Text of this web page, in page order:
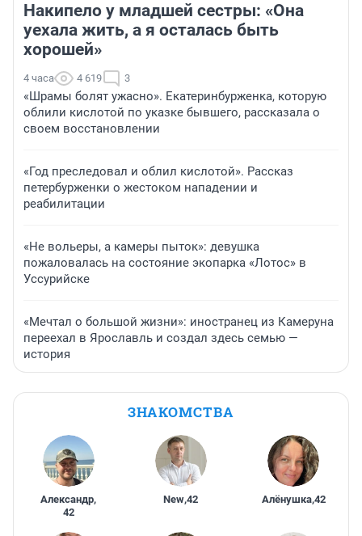
Накипело у младшей сестры: «Она
уехала жить, а я осталась быть
хорошей»
4 часа 4 619 3
«Шрамы болят ужасно». Екатеринбурженка, которую
облили кислотой по указке бывшего, рассказала о
своем восстановлении
«Год преследовал и облил кислотой». Рассказ
петербурженки о жестоком нападении и
реабилитации
«Не вольеры, а камеры пыток»: девушка
пожаловалась на состояние экопарка «Лотос» в
Уссурийске
«Мечтал о большой жизни»: иностранец из Камеруна
переехал в Ярославль и создал здесь семью —
история
ЗНАКОМСТВА
Александр,
42
New,42 Алёнушка,42